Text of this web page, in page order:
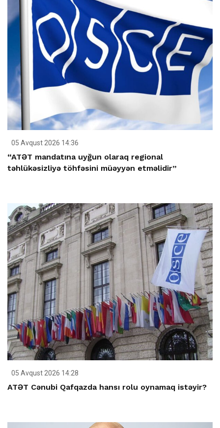
05 Avqust 2026 14:36
“ATƏT mandatına uyğun olaraq regional
təhlükəsizliyə töhfəsini müəyyən etməlidir”
05 Avqust 2026 14:28
ATƏT Cənubi Qafqazda hansı rolu oynamaq istəyir?